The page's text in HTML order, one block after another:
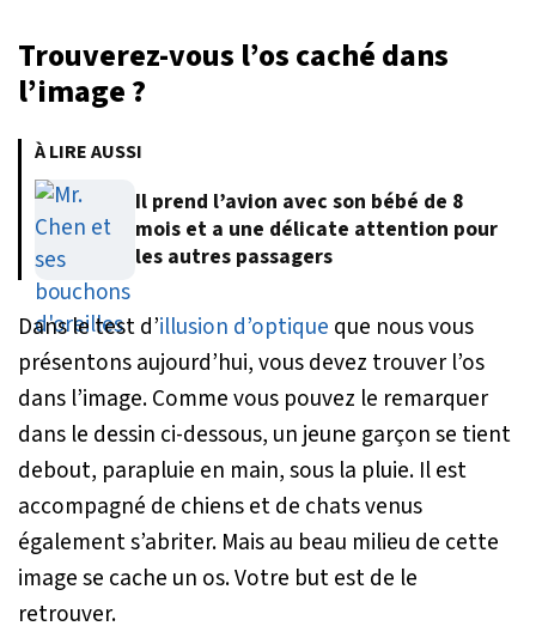
Trouverez-vous l’os caché dans
l’image ?
À LIRE AUSSI
Il prend l’avion avec son bébé de 8
mois et a une délicate attention pour
les autres passagers
Dans le test d’illusion d’optique que nous vous
présentons aujourd’hui, vous devez trouver l’os
dans l’image. Comme vous pouvez le remarquer
dans le dessin ci-dessous, un jeune garçon se tient
debout, parapluie en main, sous la pluie. Il est
accompagné de chiens et de chats venus
également s’abriter. Mais au beau milieu de cette
image se cache un os. Votre but est de le
retrouver.